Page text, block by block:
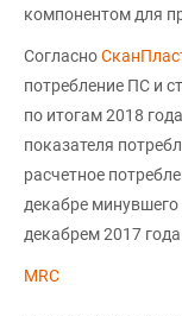
компонентом для
Согласно
потребление ПС и
по итогам 2018
показателя
расчетное
декабре
декабрем 2017
MRC